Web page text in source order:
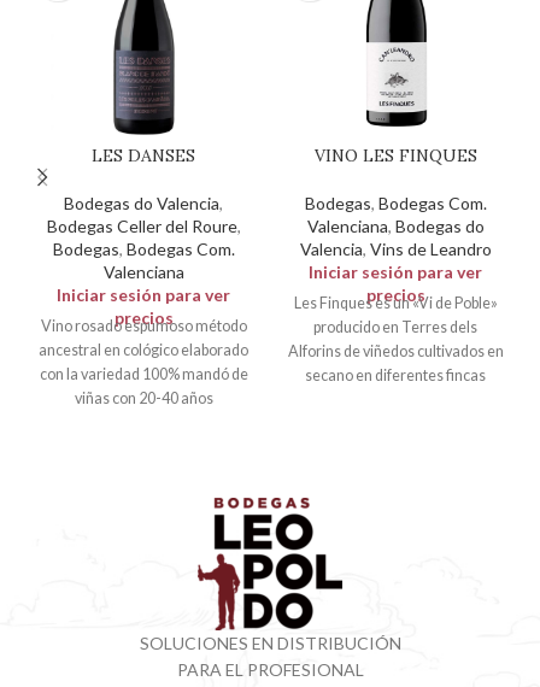
LES DANSES
Bodegas do Valencia,
Bodegas Celler del Roure,
Bodegas, Bodegas Com.
Valenciana
Iniciar sesión para ver
precios
Vino rosado espumoso método
ancestral en cológico elaborado
con la variedad 100% mandó de
viñas con 20-40 años
VINO LES FINQUES
Bodegas, Bodegas Com.
Valenciana, Bodegas do
Valencia, Vins de Leandro
Iniciar sesión para ver
precios
Les Finques es un «Vi de Poble»
producido en Terres dels
Alforins de viñedos cultivados en
secano en diferentes fincas
SOLUCIONES EN DISTRIBUCIÓN
PARA EL PROFESIONAL